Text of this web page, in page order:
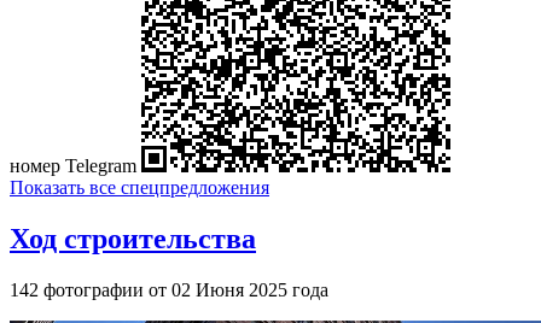
номер Telegram
Показать все спецпредложения
Ход строительства
142 фотографии от 02 Июня 2025 года